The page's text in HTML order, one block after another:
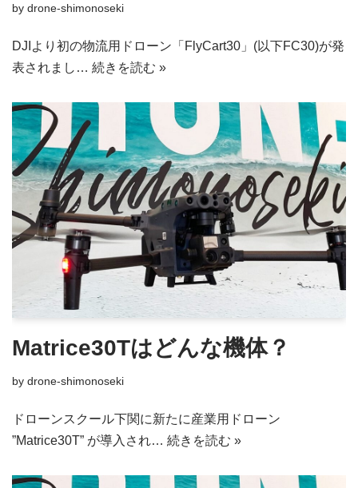
by drone-shimonoseki
DJIより初の物流用ドローン「FlyCart30」(以下FC30)が発
表されまし… 続きを読む »
Matrice30Tはどんな機体？
by drone-shimonoseki
ドローンスクール下関に新たに産業用ドローン
”Matrice30T” が導入され… 続きを読む »